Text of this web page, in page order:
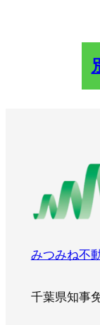
みつみね不
千葉県知事